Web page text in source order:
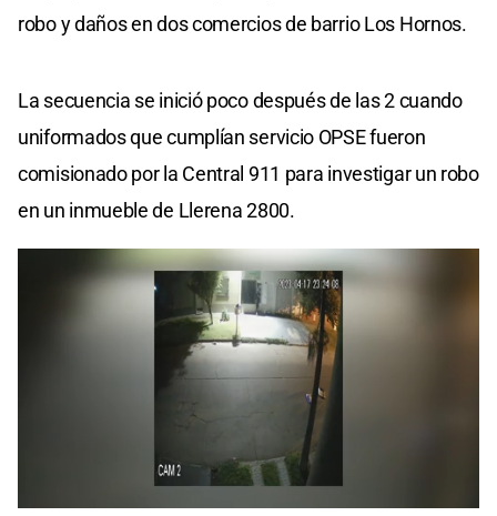
robo y daños en dos comercios de barrio Los Hornos.
La secuencia se inició poco después de las 2 cuando
uniformados que cumplían servicio OPSE fueron
comisionado por la Central 911 para investigar un robo
en un inmueble de Llerena 2800.